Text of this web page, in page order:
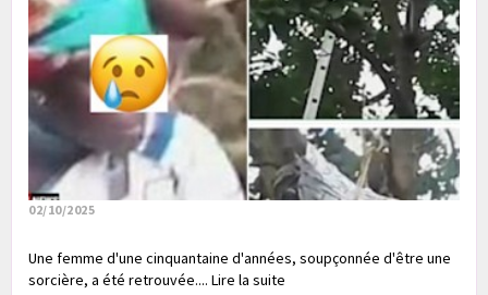
02/10/2025
Une femme d'une cinquantaine d'années, soupçonnée d'être une
sorcière, a été retrouvée.... Lire la suite